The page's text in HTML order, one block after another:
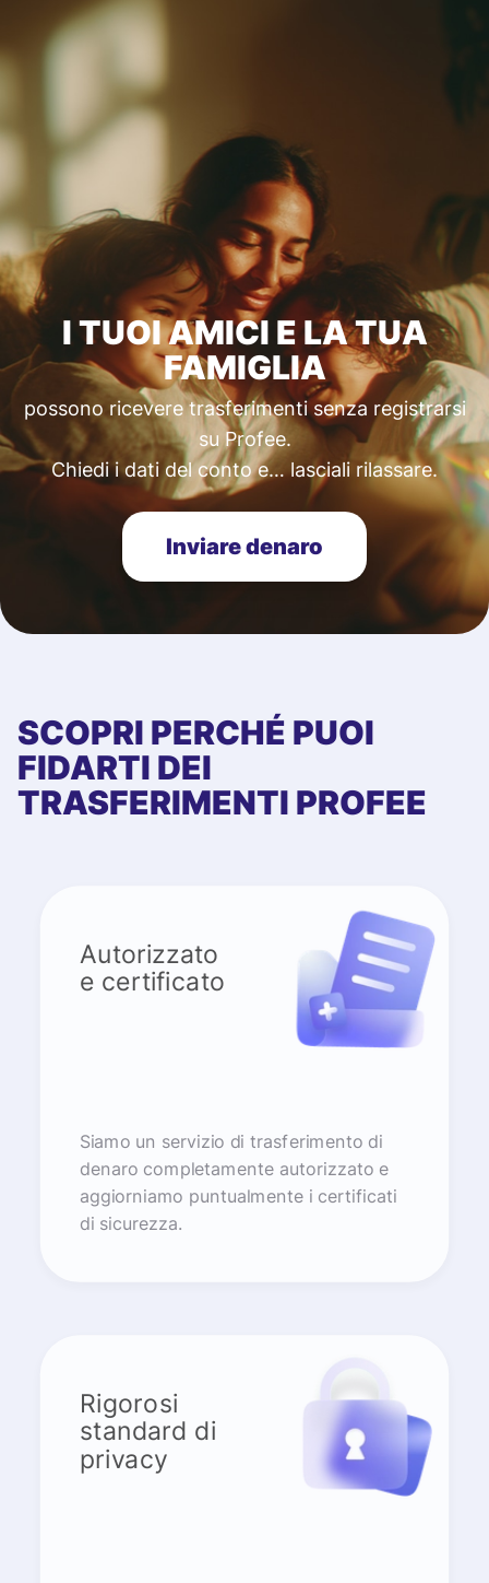
I TUOI AMICI E LA TUA
FAMIGLIA
possono ricevere trasferimenti senza registrarsi
su Profee.
Chiedi i dati del conto e… lasciali rilassare.
Inviare denaro
SCOPRI PERCHÉ PUOI
FIDARTI DEI
TRASFERIMENTI PROFEE
Autorizzato
e certificato
Siamo un servizio di trasferimento di
denaro completamente autorizzato e
aggiorniamo puntualmente i certificati
di sicurezza.
Rigorosi
standard di
privacy